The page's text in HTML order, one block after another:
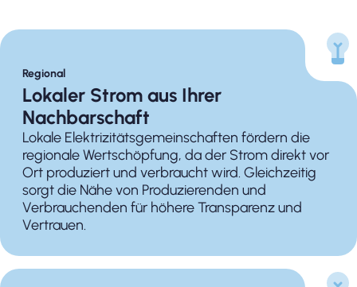
Regional
Lokaler Strom aus Ihrer
Nachbarschaft
Lokale Elektrizitätsgemeinschaften fördern die
regionale Wertschöpfung, da der Strom direkt vor
Ort produziert und verbraucht wird. Gleichzeitig
sorgt die Nähe von Produzierenden und
Verbrauchenden für höhere Transparenz und
Vertrauen.